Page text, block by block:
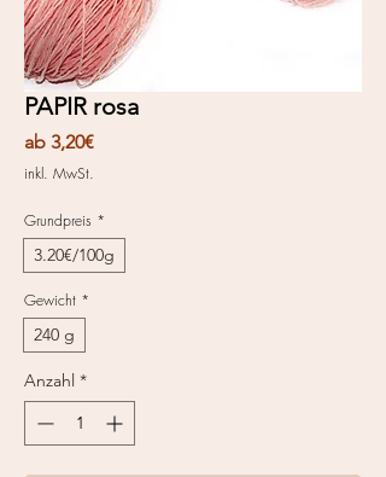
PAPIR rosa
ab 3,20€Sale-
inkl. MwSt.
Grundpreis *
3.20€/100g
Gewicht *
240 g
Anzahl *